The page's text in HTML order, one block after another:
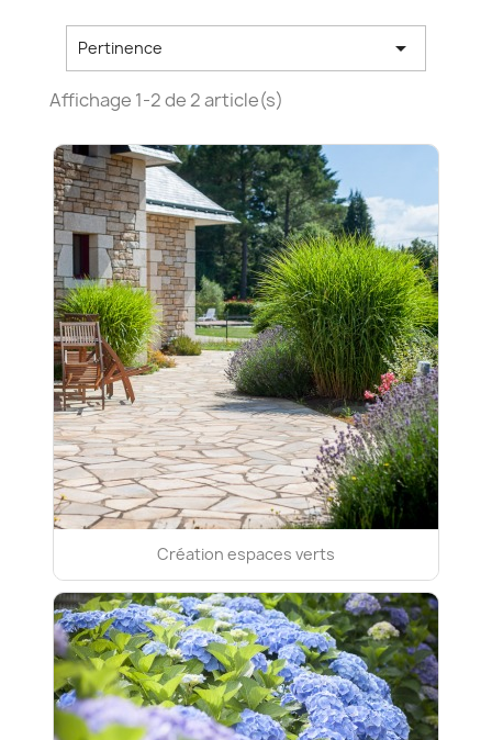
Pertinence 
Affichage 1-2 de 2 article(s)
Création espaces verts